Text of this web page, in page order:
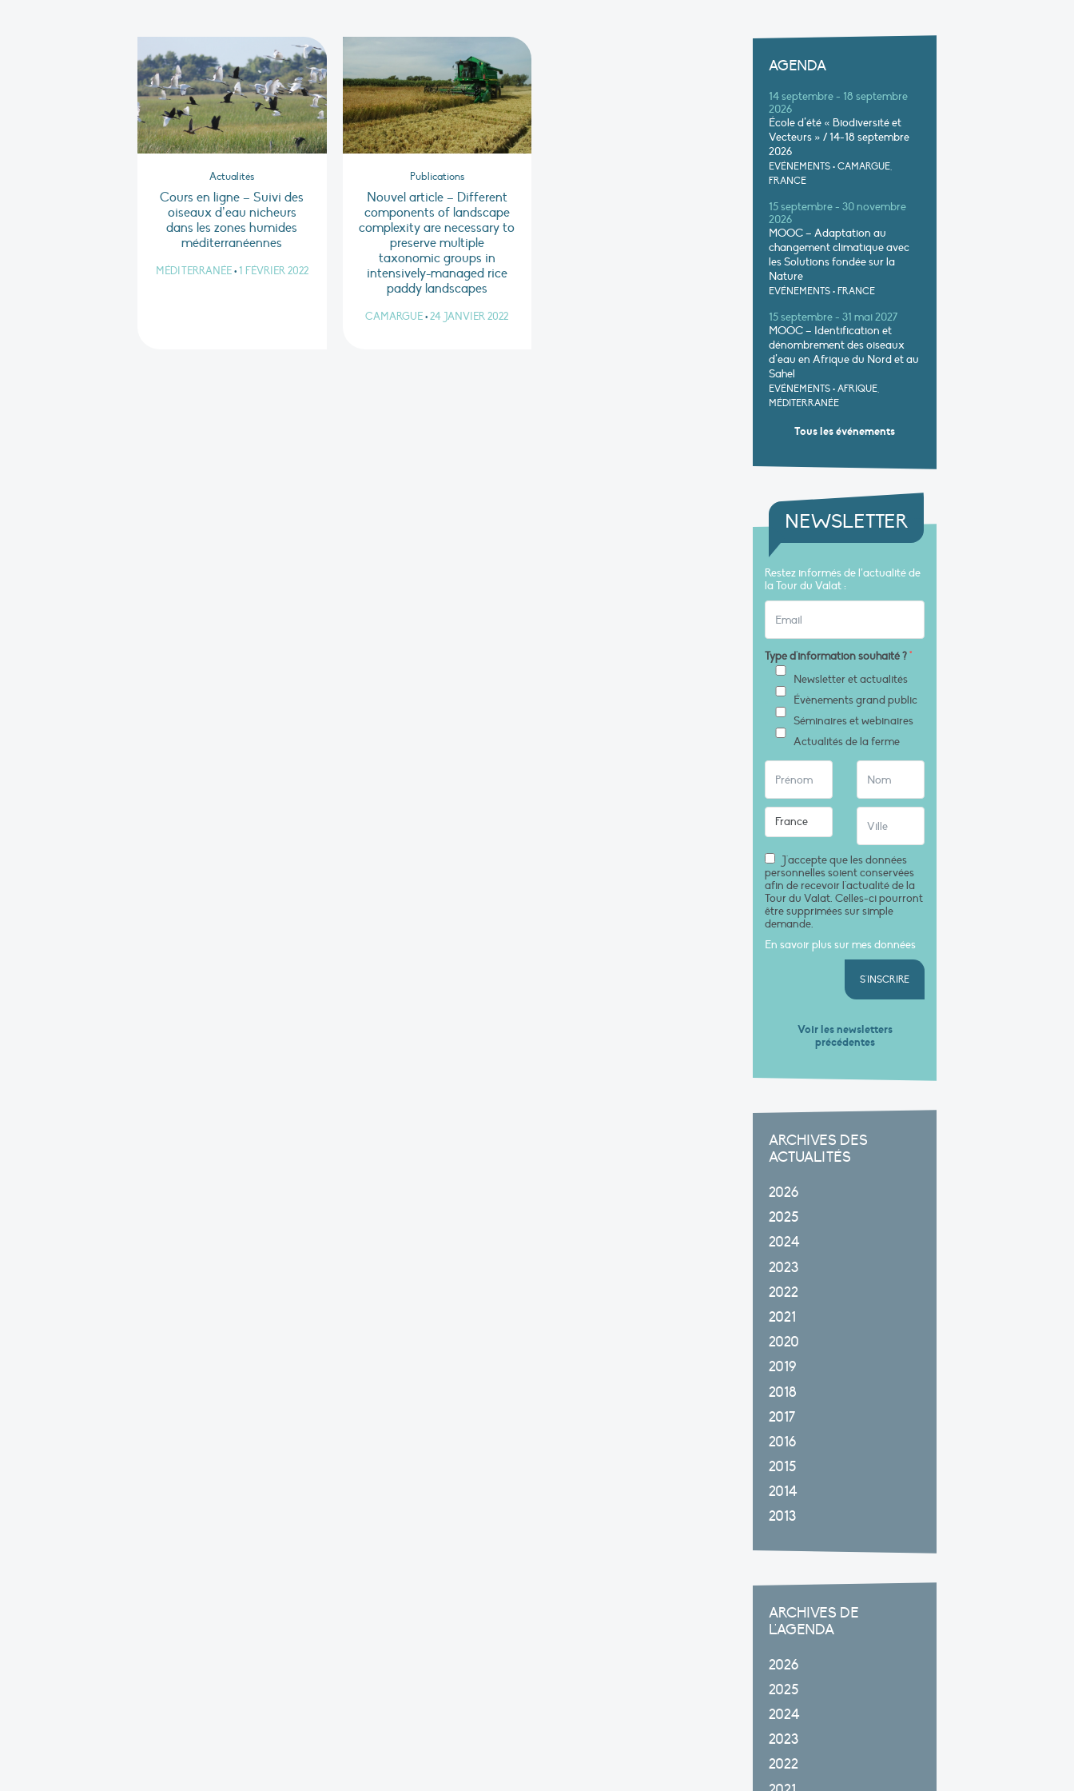
Actualités
Cours en ligne – Suivi des
oiseaux d’eau nicheurs
dans les zones humides
méditerranéennes
MÉDITERRANÉE•1 FÉVRIER 2022
Publications
Nouvel article – Different
components of landscape
complexity are necessary to
preserve multiple
taxonomic groups in
intensively-managed rice
paddy landscapes
CAMARGUE • 24 JANVIER 2022
AGENDA
14 septembre - 18 septembre
2026
École d’été « Biodiversité et
Vecteurs » / 14-18 septembre
2026
EVÉNEMENTS • CAMARGUE,
FRANCE
15 septembre - 30 novembre
2026
MOOC – Adaptation au
changement climatique avec
les Solutions fondée sur la
Nature
EVÉNEMENTS • FRANCE
15 septembre - 31 mai 2027
MOOC – Identification et
dénombrement des oiseaux
d’eau en Afrique du Nord et au
Sahel
EVÉNEMENTS • AFRIQUE,
MÉDITERRANÉE
Tous les événements
NEWSLETTER
Restez informés de l’actualité de
la Tour du Valat :
Type d'information souhaité ?*
Newsletter et actualités
Évènements grand public
Séminaires et webinaires
Actualités de la ferme
J'accepte que les données
personnelles soient conservées
afin de recevoir l'actualité de la
Tour du Valat. Celles-ci pourront
être supprimées sur simple
demande.
En savoir plus sur mes données
S'INSCRIRE
Voir les newsletters
précédentes
ARCHIVES DES
ACTUALITÉS
2026
2025
2024
2023
2022
2021
2020
2019
2018
2017
2016
2015
2014
2013
ARCHIVES DE
L'AGENDA
2026
2025
2024
2023
2022